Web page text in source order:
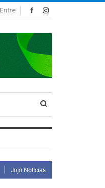
Entre
Jojô Notícias